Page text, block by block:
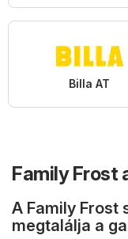
Billa AT
Family Frost
A Family Frost
megtalálja a